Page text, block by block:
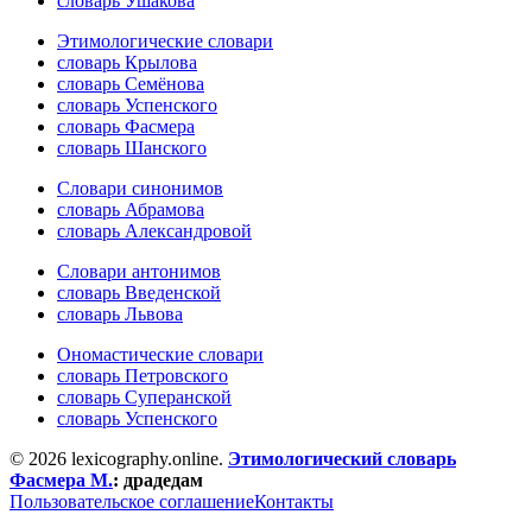
Этимологические словари
словарь Крылова
словарь Семёнова
словарь Успенского
словарь Фасмера
словарь Шанского
Словари синонимов
словарь Абрамова
словарь Александровой
Словари антонимов
словарь Введенской
словарь Львова
Ономастические словари
словарь Петровского
словарь Суперанской
словарь Успенского
© 2026 lexicography.online. Этимологический словарь
Фасмера М.: драдедам
Пользовательское соглашениеКонтакты